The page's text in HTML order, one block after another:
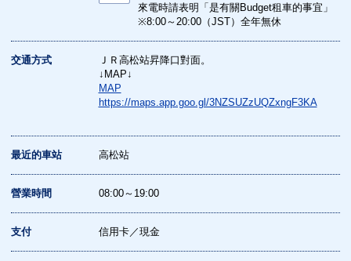
來電時請表明「是有關Budget租車的事宜」
※8:00～20:00（JST）全年無休
交通方式
ＪＲ高松站昇降口對面。
↓MAP↓
MAP
https://maps.app.goo.gl/3NZSUZzUQZxngF3KA
最近的車站 高松站
營業時間 08:00～19:00
支付 信用卡／現金